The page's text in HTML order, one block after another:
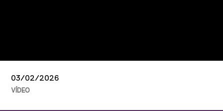
03/02/2026
VÍDEO